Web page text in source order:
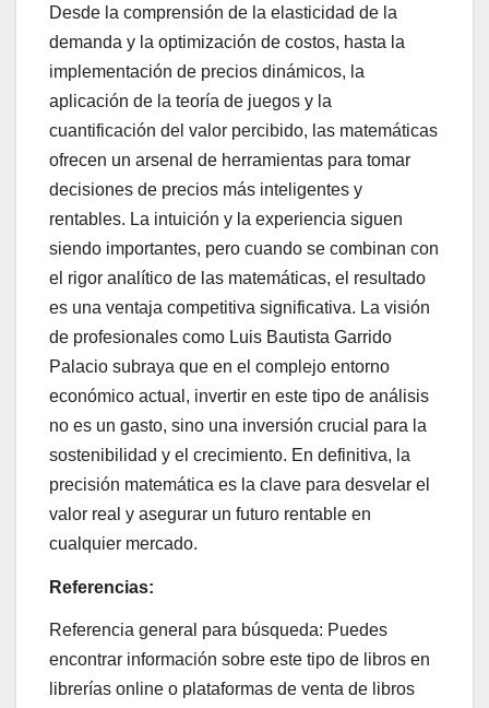
Desde la comprensión de la elasticidad de la
demanda y la optimización de costos, hasta la
implementación de precios dinámicos, la
aplicación de la teoría de juegos y la
cuantificación del valor percibido, las matemáticas
ofrecen un arsenal de herramientas para tomar
decisiones de precios más inteligentes y
rentables. La intuición y la experiencia siguen
siendo importantes, pero cuando se combinan con
el rigor analítico de las matemáticas, el resultado
es una ventaja competitiva significativa. La visión
de profesionales como Luis Bautista Garrido
Palacio subraya que en el complejo entorno
económico actual, invertir en este tipo de análisis
no es un gasto, sino una inversión crucial para la
sostenibilidad y el crecimiento. En definitiva, la
precisión matemática es la clave para desvelar el
valor real y asegurar un futuro rentable en
cualquier mercado.
Referencias:
Referencia general para búsqueda: Puedes
encontrar información sobre este tipo de libros en
librerías online o plataformas de venta de libros